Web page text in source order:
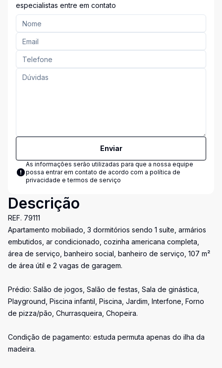
especialistas entre em contato
Enviar
As informações serão utilizadas para que a nossa equipe
possa entrar em contato de acordo com a política de
privacidade e termos de serviço
Descrição
REF. 79111
Apartamento mobiliado, 3 dormitórios sendo 1 suíte, armários
embutidos, ar condicionado, cozinha americana completa,
área de serviço, banheiro social, banheiro de serviço, 107 m²
de área útil e 2 vagas de garagem.
Prédio: Salão de jogos, Salão de festas, Sala de ginástica,
Playground, Piscina infantil, Piscina, Jardim, Interfone, Forno
de pizza/pão, Churrasqueira, Chopeira.
Condição de pagamento: estuda permuta apenas do ilha da
madeira.